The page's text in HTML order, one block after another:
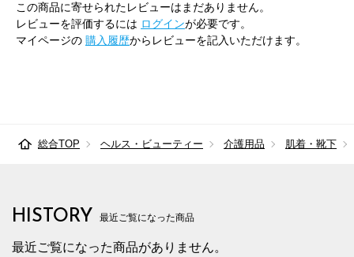
この商品に寄せられたレビューはまだありません。
レビューを評価するには ログインが必要です。
マイページの 購入履歴からレビューを記入いただけます。
総合TOP ヘルス・ビューティー 介護用品 肌着・靴下
HISTORY 最近ご覧になった商品
最近ご覧になった商品がありません。